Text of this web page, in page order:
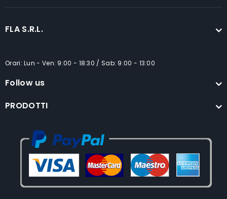
FLA S.R.L.
Orari: Lun - Ven: 9:00 - 18:30 / Sab: 9:00 - 13:00
Follow us
PRODOTTI